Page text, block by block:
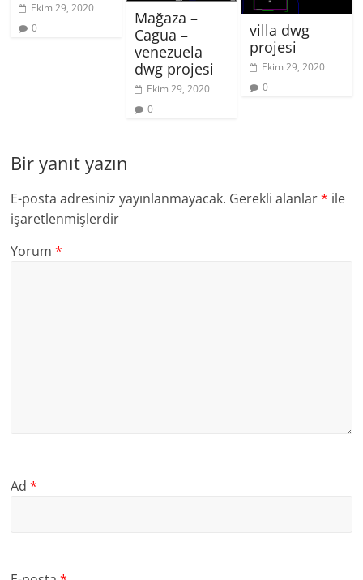
Ekim 29, 2020
0
Mağaza –
Cagua –
venezuela
dwg projesi
Ekim 29, 2020
0
villa dwg
projesi
Ekim 29, 2020
0
Bir yanıt yazın
E-posta adresiniz yayınlanmayacak. Gerekli alanlar* ile
işaretlenmişlerdir
Yorum*
Ad*